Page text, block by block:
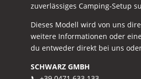
zuverlässiges Camping‑Setup
Dieses Modell wird von uns
weitere Informationen oder
du entweder direkt bei uns
SCHWARZ GMBH